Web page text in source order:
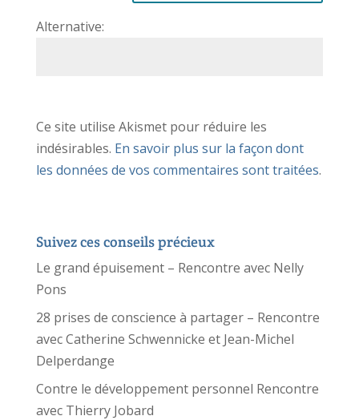
Alternative:
Ce site utilise Akismet pour réduire les
indésirables. En savoir plus sur la façon dont
les données de vos commentaires sont traitées.
Suivez ces conseils précieux
Le grand épuisement – Rencontre avec Nelly
Pons
28 prises de conscience à partager – Rencontre
avec Catherine Schwennicke et Jean-Michel
Delperdange
Contre le développement personnel Rencontre
avec Thierry Jobard